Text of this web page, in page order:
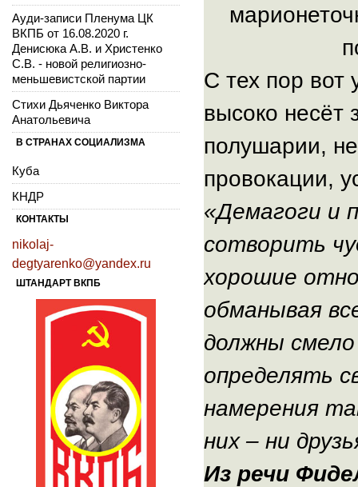
С тех пор вот
высоко несёт
полушарии,
провокации,
«Демагоги и
сотворить
хорошие
обманывая
должны
определять
намерения
них – ни
Из речи
Ауди-записи Пленума ЦК
ВКПБ от 16.08.2020 г.
Денисюка А.В. и Христенко
С.В. - новой религиозно-
меньшевистской партии
Стихи Дьяченко Виктора
Анатольевича
В СТРАНАХ СОЦИАЛИЗМА
Куба
КНДР
КОНТАКТЫ
nikolaj-
degtyarenko@yandex.ru
ШТАНДАРТ ВКПБ